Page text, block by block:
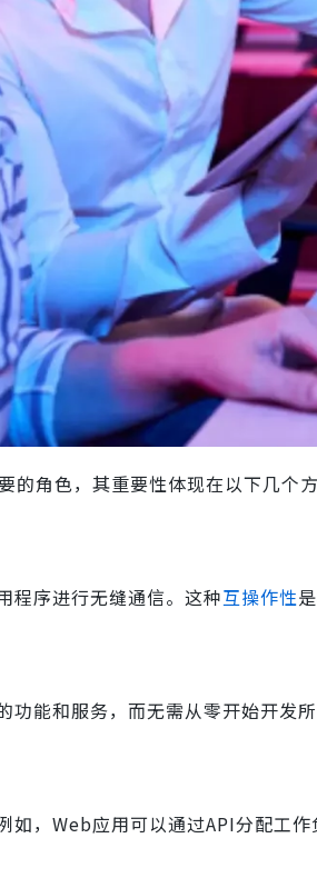
的角色，其重要性体现在以下几个方
程序进行无缝通信。这种互操作性
能和服务，而无需从零开始开发
如，Web应用可以通过API分配工